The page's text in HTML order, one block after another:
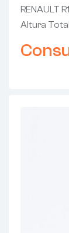
RENAULT
Altura